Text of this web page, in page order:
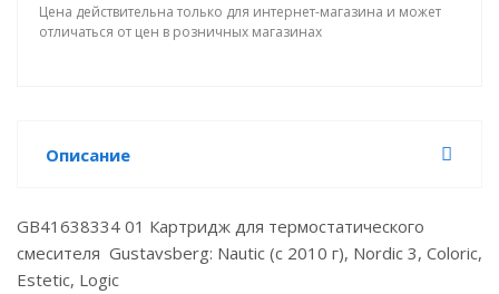
Цена действительна только для интернет-магазина и может
отличаться от цен в розничных магазинах
Описание
GB41638334 01 Картридж для термостатического
смесителя Gustavsberg: Nautic (с 2010 г), Nordic 3, Coloric,
Estetic, Logic